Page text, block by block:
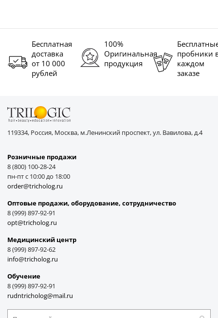
Бесплатная
доставка
от 10 000
рублей
100%
Оригинальная
продукция
пробники
каждом
заказе
119334, Россия, Москва, м.Ленинский проспект, ул. Вавилова, д.4
Розничные продажи
8 (800) 100-28-24
пн-пт с 10:00 до 18:00
order@tricholog.ru
Оптовые продажи, оборудование, cотрудничество
8 (999) 897-92-91
opt@tricholog.ru
Медицинский центр
8 (999) 897-92-62
info@tricholog.ru
Обучение
8 (999) 897-92-91
rudntricholog@mail.ru